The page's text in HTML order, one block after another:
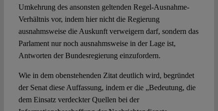
Umkehrung des ansonsten geltenden Regel-Ausnahme-
Verhältnis vor, indem hier nicht die Regierung
ausnahmsweise die Auskunft verweigern darf, sondern das
Parlament nur noch ausnahmsweise in der Lage ist,
Antworten der Bundesregierung einzufordern.
Wie in dem obenstehenden Zitat deutlich wird, begründet
der Senat diese Auffassung, indem er die „Bedeutung, die
dem Einsatz verdeckter Quellen bei der